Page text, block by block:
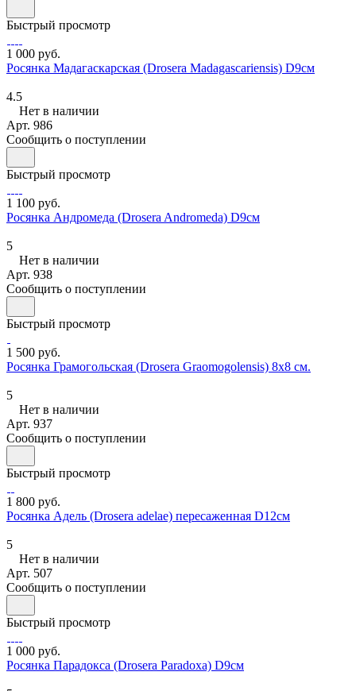
Быстрый просмотр
1 000 руб.
Росянка Мадагаскарская (Drosera Madagascariensis) D9см
4.5
Нет в наличии
Арт. 986
Сообщить о поступлении
Быстрый просмотр
1 100 руб.
Росянка Андромеда (Drosera Andromeda) D9см
5
Нет в наличии
Арт. 938
Сообщить о поступлении
Быстрый просмотр
1 500 руб.
Росянка Грамогольская (Drosera Graomogolensis) 8х8 см.
5
Нет в наличии
Арт. 937
Сообщить о поступлении
Быстрый просмотр
1 800 руб.
Росянка Адель (Drosera adelae) пересаженная D12см
5
Нет в наличии
Арт. 507
Сообщить о поступлении
Быстрый просмотр
1 000 руб.
Росянка Парадокса (Drosera Paradoxa) D9см